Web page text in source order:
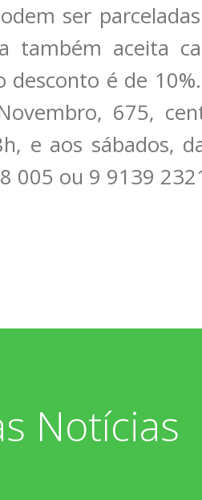
ser
também aceita
é de
675,
e aos sábados,
005 ou 9 9139
Notícias